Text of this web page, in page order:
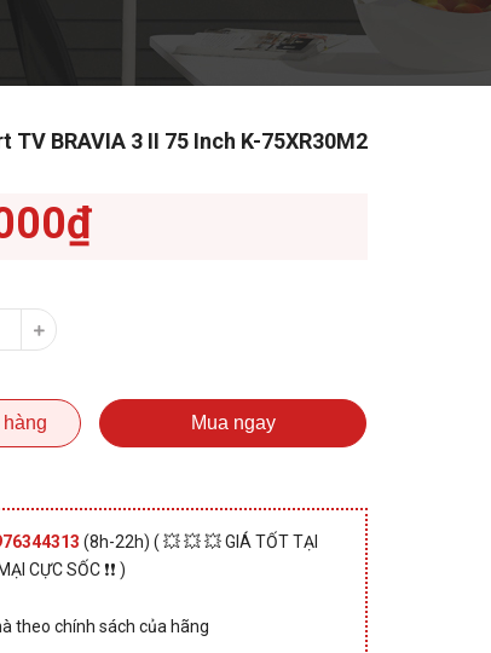
TV BRAVIA 3 II 75 Inch K-75XR30M2
Mua ngay
(8h-22h) ( 💥 💥 💥 GIÁ TỐT TẠI
CỰC SỐC ❗❗ )
theo chính sách của hãng